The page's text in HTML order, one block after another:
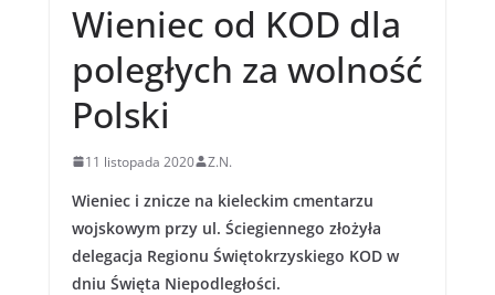
Wieniec od KOD dla
poległych za wolność
Polski
11 listopada 2020 Z.N.
Wieniec i znicze na kieleckim cmentarzu
wojskowym przy ul. Ściegiennego złożyła
delegacja Regionu Świętokrzyskiego KOD w
dniu Święta Niepodległości.